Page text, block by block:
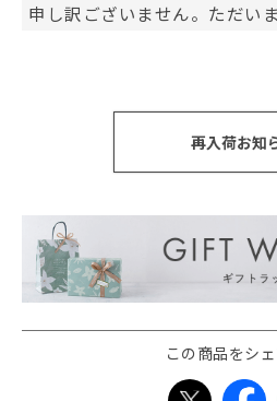
申し訳ございません。ただい
再入荷お知
この商品をシ